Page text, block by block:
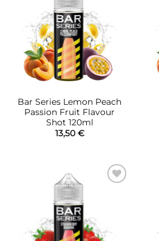
επιθυμιών
Bar Series Lemon Peach
Passion Fruit Flavour
Shot 120ml
13,50 €